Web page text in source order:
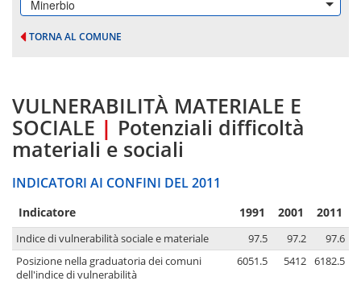
Minerbio
TORNA AL COMUNE
VULNERABILITÀ MATERIALE E
SOCIALE | Potenziali difficoltà
materiali e sociali
INDICATORI AI CONFINI DEL 2011
Indicatore 1991 2001 2011
Indice di vulnerabilità sociale e materiale 97.5 97.2
97.6
Posizione nella graduatoria dei comuni
dell'indice di vulnerabilità
6051.5 5412 6182.5